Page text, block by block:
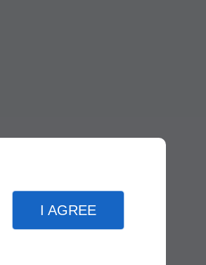
I AGREE